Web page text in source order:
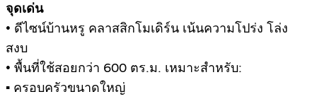
จุดเด่น
• ดีไซน์บ้านหรู คลาสสิกโมเดิร์น เน้นความโปร่ง โล่ง
สงบ
• พื้นที่ใช้สอยกว่า 600 ตร.ม. เหมาะสำหรับ:
▪ ครอบครัวขนาดใหญ่